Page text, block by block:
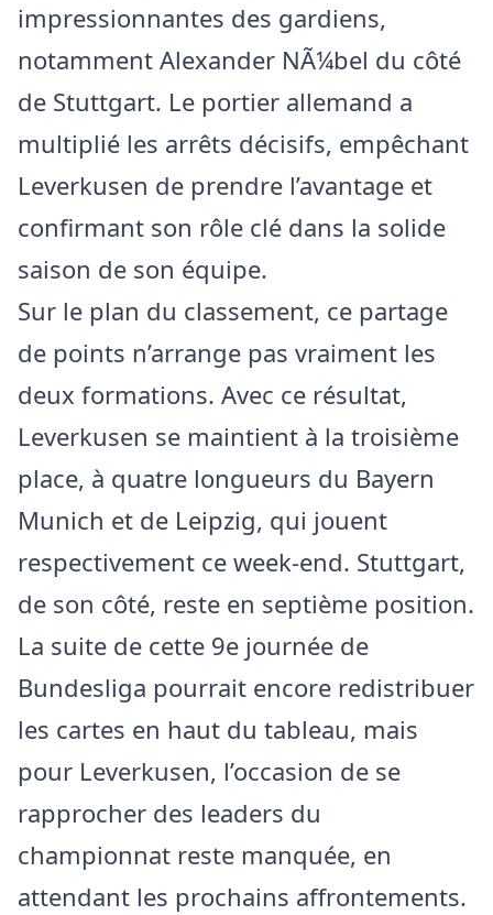
impressionnantes des gardiens,
notamment Alexander NÃ¼bel du côté
de Stuttgart. Le portier allemand a
multiplié les arrêts décisifs, empêchant
Leverkusen de prendre l’avantage et
confirmant son rôle clé dans la solide
saison de son équipe.
Sur le plan du classement, ce partage
de points n’arrange pas vraiment les
deux formations. Avec ce résultat,
Leverkusen se maintient à la troisième
place, à quatre longueurs du Bayern
Munich et de Leipzig, qui jouent
respectivement ce week-end. Stuttgart,
de son côté, reste en septième position.
La suite de cette 9e journée de
Bundesliga pourrait encore redistribuer
les cartes en haut du tableau, mais
pour Leverkusen, l’occasion de se
rapprocher des leaders du
championnat reste manquée, en
attendant les prochains affrontements.